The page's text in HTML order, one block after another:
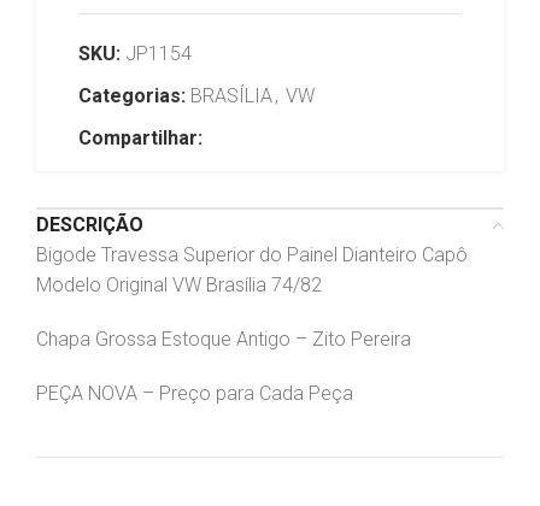
SKU: JP1154
Categorias: BRASÍLIA, VW
Compartilhar:
DESCRIÇÃO
Bigode Travessa Superior do Painel Dianteiro Capô
Modelo Original VW Brasília 74/82
Chapa Grossa Estoque Antigo – Zito Pereira
PEÇA NOVA – Preço para Cada Peça